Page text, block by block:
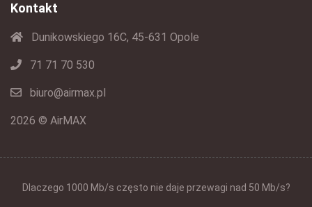
Kontakt
Dunikowskiego 16C, 45-631 Opole
71 71 70 530
biuro@airmax.pl
2026 © AirMAX
Dlaczego 1000 Mb/s często nie daje przewagi nad 50 Mb/s?